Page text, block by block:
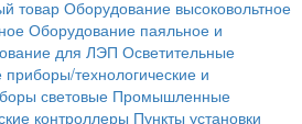
товарОборудование высоковольтное
Оборудование паяльное и
для ЛЭП Осветительные
технологические и
световые Промышленные
контроллеры Пункты установки